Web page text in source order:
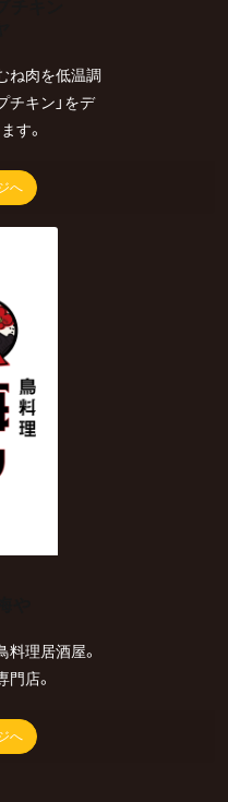
ね肉を低温調
チキン」をデ
す。
へ
料理居酒屋。
門店。
へ